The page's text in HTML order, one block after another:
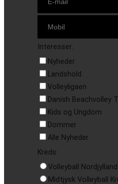
Interesser:
Nyheder
Landshold
Volleyligaen
Danish Beachvolley
Kids og Ungdom
Dommer
Alle Nyheder
Kreds:
Volleyball Nordjylland
Midtjysk Volleyball